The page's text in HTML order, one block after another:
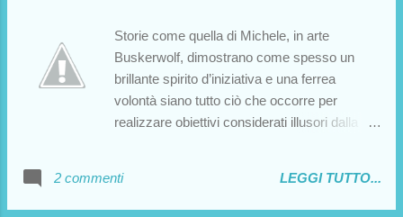
Storie come quella di Michele, in arte
Buskerwolf, dimostrano come spesso un
brillante spirito d’iniziativa e una ferrea
volontà siano tutto ciò che occorre per
realizzare obiettivi considerati illusori dalla
città d’Italia e d’Europa, dove svolge l’attività
di “busker”, ovvero artista di strada: con la
2 commenti LEGGI TUTTO...